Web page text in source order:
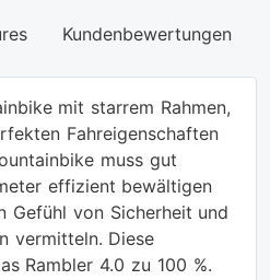
Kundenbewertungen
mit starrem Rahmen,
Fahreigenschaften
muss gut
effizient bewältigen
Gefühl von Sicherheit und
vermitteln. Diese
Rambler 4.0 zu 100 %.